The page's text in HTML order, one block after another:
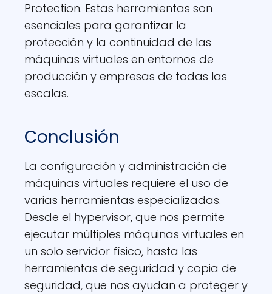
Protection. Estas herramientas son
esenciales para garantizar la
protección y la continuidad de las
máquinas virtuales en entornos de
producción y empresas de todas las
escalas.
Conclusión
La configuración y administración de
máquinas virtuales requiere el uso de
varias herramientas especializadas.
Desde el hypervisor, que nos permite
ejecutar múltiples máquinas virtuales en
un solo servidor físico, hasta las
herramientas de seguridad y copia de
seguridad, que nos ayudan a proteger y